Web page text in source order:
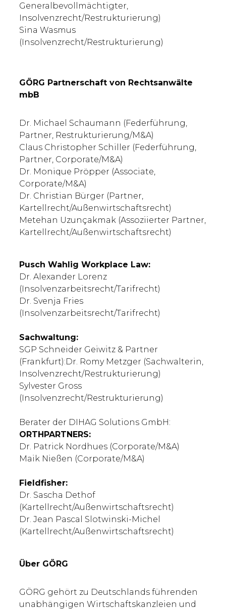
Generalbevollmächtigter,
Insolvenzrecht/Restrukturierung)
Sina Wasmus
(Insolvenzrecht/Restrukturierung)
GÖRG Partnerschaft von Rechtsanwälte
mbB
Dr. Michael Schaumann (Federführung,
Partner, Restrukturierung/M&A)
Claus Christopher Schiller (Federführung,
Partner, Corporate/M&A)
Dr. Monique Pröpper (Associate,
Corporate/M&A)
Dr. Christian Bürger (Partner,
Kartellrecht/Außenwirtschaftsrecht)
Metehan Uzunçakmak (Assoziierter Partner,
Kartellrecht/Außenwirtschaftsrecht)
Pusch Wahlig Workplace Law:
Dr. Alexander Lorenz
(Insolvenzarbeitsrecht/Tarifrecht)
Dr. Svenja Fries
(Insolvenzarbeitsrecht/Tarifrecht)
Sachwaltung:
SGP Schneider Geiwitz & Partner
(Frankfurt):Dr. Romy Metzger (Sachwalterin,
Insolvenzrecht/Restrukturierung)
Sylvester Gross
(Insolvenzrecht/Restrukturierung)
Berater der DIHAG Solutions GmbH:
ORTHPARTNERS:
Dr. Patrick Nordhues (Corporate/M&A)
Maik Nießen (Corporate/M&A)
Fieldfisher:
Dr. Sascha Dethof
(Kartellrecht/Außenwirtschaftsrecht)
Dr. Jean Pascal Slotwinski-Michel
(Kartellrecht/Außenwirtschaftsrecht)
Über GÖRG
GÖRG gehört zu Deutschlands führenden
unabhängigen Wirtschaftskanzleien und